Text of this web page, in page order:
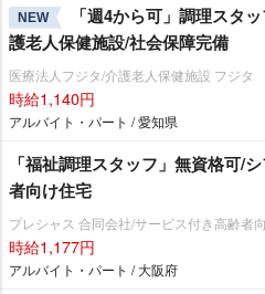
NEW
「週4から可」調理スタ
護老人保健施設/社会保障完備
医療法人フジタ/介護老人保健施設 フジタ
時給1,140円
アルバイト・パート / 愛知県
「福祉調理スタッフ」無資格可/
者向け住宅
プレシャス 合同会社/サービス付き高齢者
時給1,177円
アルバイト・パート / 大阪府